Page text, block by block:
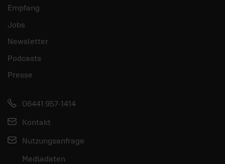
Empfang
Jobs
Newsletter
Podcasts
Presse
06441 957-1414
Kontakt
Nutzungsanfrage
Mediadaten